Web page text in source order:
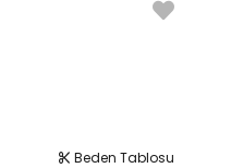
Beden Tablosu